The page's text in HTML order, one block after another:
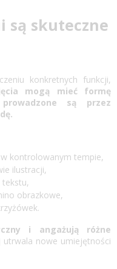
są skuteczne
konkretnych funkcji,
mogą mieć formę
są przez
kontrolowanym tempie,
ilustracji,
obrazkowe,
i angażują różne
utrwala nowe umiejętności